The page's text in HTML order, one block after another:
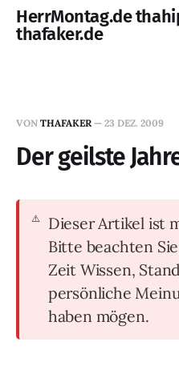
HerrMontag.de
thafaker.de
VON THAFAKER — 23 DEZ. 2009
Der geilste
Dieser Artikel ist
Bitte beachten
Zeit Wissen,
persönliche
haben mögen.